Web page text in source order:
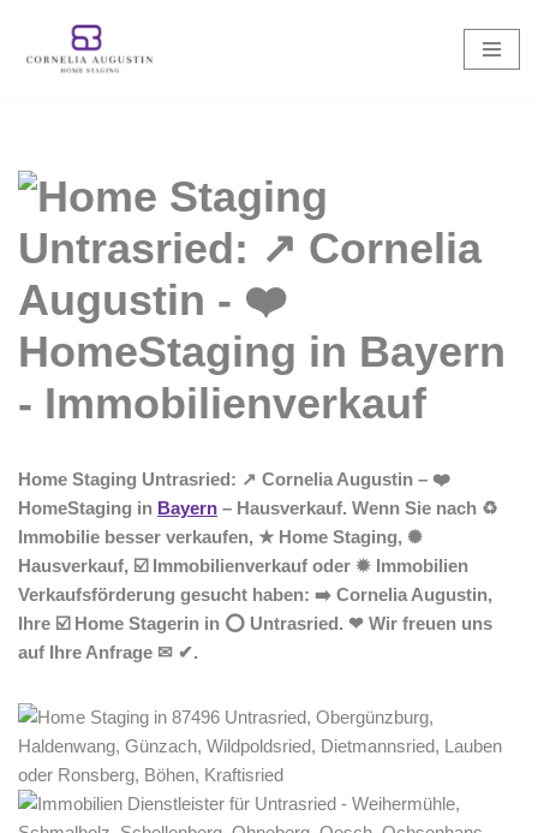
Zum
Home Staging Untrasried: ↗️ Cornelia Augustin – ❤️
HomeStaging in Bayern – Hausverkauf. Wenn Sie nach ♻
Immobilie besser verkaufen, ★ Home Staging, ✺
Hausverkauf, ☑️ Immobilienverkauf oder ✹ Immobilien
Verkaufsförderung gesucht haben: ➡️ Cornelia Augustin,
Ihre ☑️ Home Stagerin in ⭕ Untrasried. ❤ Wir freuen uns
auf Ihre Anfrage ✉ ✔.